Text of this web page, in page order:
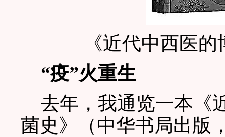
《近代中西医
“疫”火重生
去年，我通览一本《
菌史》（中华书局出版